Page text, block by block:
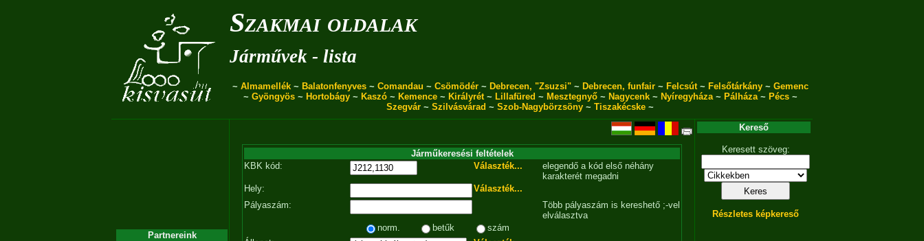
Szakmai oldalak
Járművek - lista
~ Almamellék~ Balatonfenyves~ Comandau ~ Csömödér~ Debrecen, "Zsuzsi"~ Debrecen, funfair~ Felcsút~ Felsőtárkány~ Gemenc
~ Gyöngyös~ Hortobágy~ Kaszó~ Kemence~ Királyrét~ Lillafüred ~ Mesztegnyő~ Nagycenk~ Nyíregyháza~ Pálháza~ Pécs~
Szegvár ~ Szilvásvárad ~ Szob-Nagybörzsöny ~ Tiszakécske ~
Partnereink
Járműkeresési feltételek
KBK kód:
Választék...
elegendő a kód első néhány
karakterét megadni
Hely:
Választék...
Pályaszám:
Több pályaszám is kereshető ;-vel
elválasztva
norm.
betűk
szám
Kereső
Keresett szöveg:
Részletes képkereső